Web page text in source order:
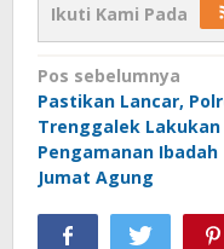
Ikuti Kami Pada
Navigasi
pos
Pos sebelumnya
Pastikan Lancar,
Trenggalek Lakukan
Pengamanan Ibadah
Jumat Agung